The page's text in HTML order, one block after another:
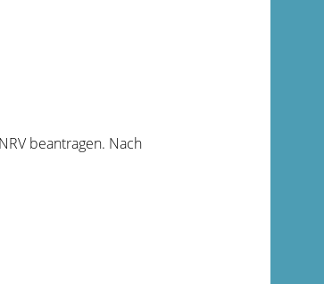
beantragen. Nach